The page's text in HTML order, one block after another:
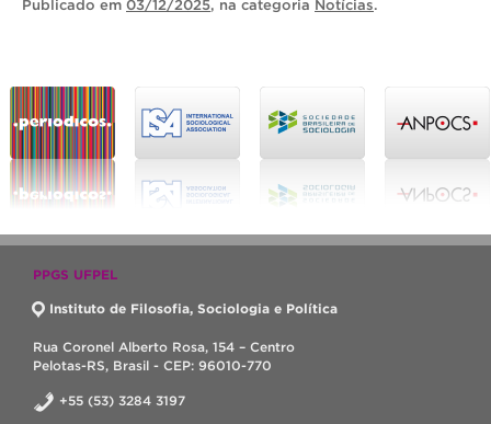
Publicado em 03/12/2025, na categoria Notícias.
PPGS UFPEL
Instituto de Filosofia, Sociologia e Política
Rua Coronel Alberto Rosa, 154 – Centro
Pelotas-RS, Brasil - CEP: 96010-770
+55 (53) 3284 3197